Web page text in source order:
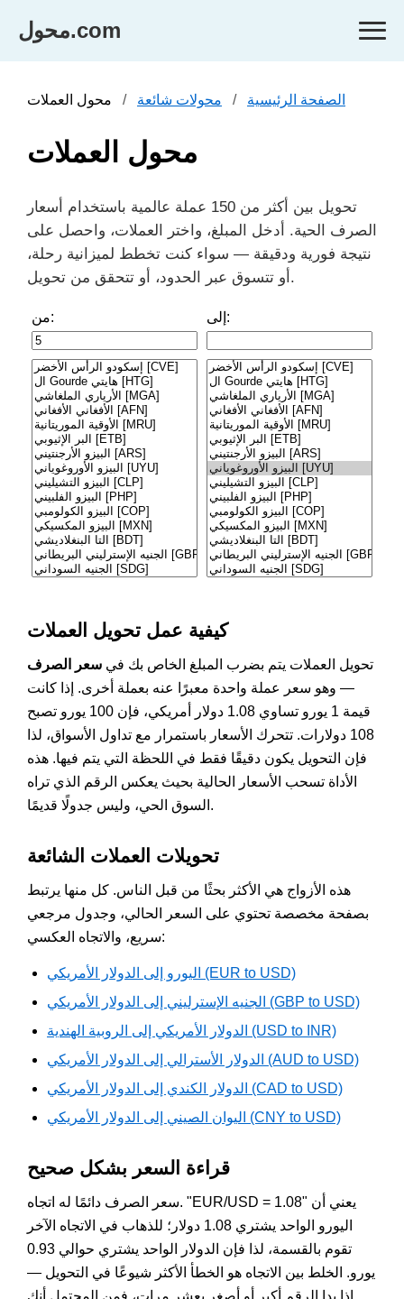
محول.com
الصفحة الرئيسية محولات شائعة محول العملات
محول العملات
تحويل بين أكثر من 150 عملة عالمية باستخدام أسعار
الصرف الحية. أدخل المبلغ، واختر العملات، واحصل على
نتيجة فورية ودقيقة — سواء كنت تخطط لميزانية رحلة،
أو تتسوق عبر الحدود، أو تتحقق من تحويل.
من: إلى:
كيفية عمل تحويل العملات
تحويل العملات يتم بضرب المبلغ الخاص بك في سعر الصرف
— وهو سعر عملة واحدة معبرًا عنه بعملة أخرى. إذا كانت
قيمة 1 يورو تساوي 1.08 دولار أمريكي، فإن 100 يورو تصبح
108 دولارات. تتحرك الأسعار باستمرار مع تداول الأسواق، لذا
فإن التحويل يكون دقيقًا فقط في اللحظة التي يتم فيها. هذه
الأداة تسحب الأسعار الحالية بحيث يعكس الرقم الذي تراه
السوق الحي، وليس جدولًا قديمًا.
تحويلات العملات الشائعة
هذه الأزواج هي الأكثر بحثًا من قبل الناس. كل منها يرتبط
بصفحة مخصصة تحتوي على السعر الحالي، وجدول مرجعي
سريع، والاتجاه العكسي:
اليورو إلى الدولار الأمريكي (EUR to USD)
الجنيه الإسترليني إلى الدولار الأمريكي (GBP to USD)
الدولار الأمريكي إلى الروبية الهندية (USD to INR)
الدولار الأسترالي إلى الدولار الأمريكي (AUD to USD)
الدولار الكندي إلى الدولار الأمريكي (CAD to USD)
اليوان الصيني إلى الدولار الأمريكي (CNY to USD)
قراءة السعر بشكل صحيح
سعر الصرف دائمًا له اتجاه. "EUR/USD = 1.08" يعني أن
اليورو الواحد يشتري 1.08 دولار؛ للذهاب في الاتجاه الآخر
تقوم بالقسمة، لذا فإن الدولار الواحد يشتري حوالي 0.93
يورو. الخلط بين الاتجاه هو الخطأ الأكثر شيوعًا في التحويل —
إذا بدا الرقم أكبر أو أصغر بعشر مرات، فمن المحتمل أنك